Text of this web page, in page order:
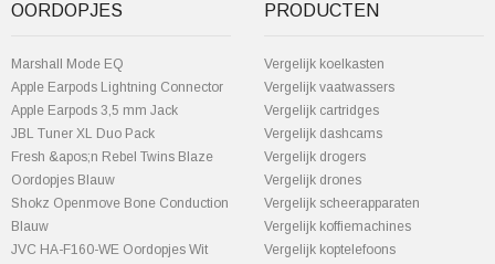
OORDOPJES
Marshall Mode EQ
Apple Earpods Lightning Connector
Apple Earpods 3,5 mm Jack
JBL Tuner XL Duo Pack
Fresh &apos;n Rebel Twins Blaze
Oordopjes Blauw
Shokz Openmove Bone Conduction
Blauw
JVC HA-F160-WE Oordopjes Wit
PRODUCTEN
Vergelijk koelkasten
Vergelijk vaatwassers
Vergelijk cartridges
Vergelijk dashcams
Vergelijk drogers
Vergelijk drones
Vergelijk scheerapparaten
Vergelijk koffiemachines
Vergelijk koptelefoons